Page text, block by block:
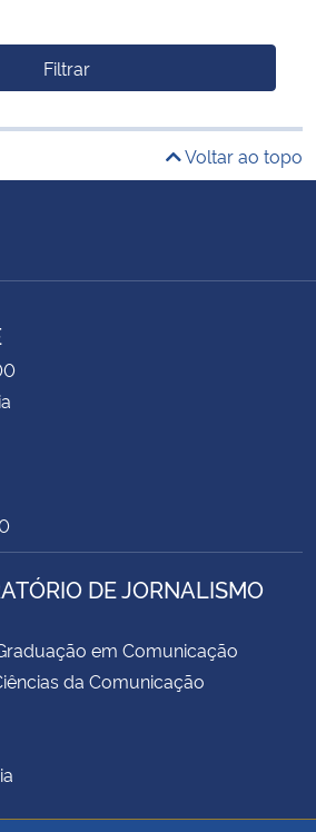
Filtrar
Voltar ao topo
DE JORNALISMO
em Comunicação
da Comunicação